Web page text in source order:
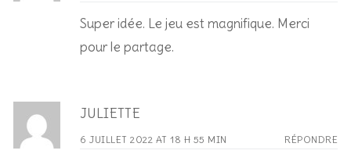
Super idée. Le jeu est magnifique. Merci
pour le partage.
JULIETTE
6 JUILLET 2022 AT 18 H 55 MIN RÉPONDRE